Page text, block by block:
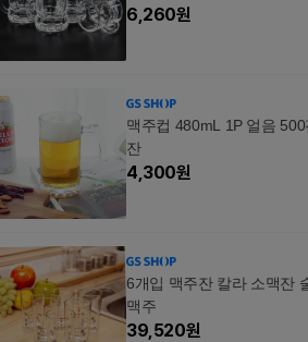
주잔 정
6,260원
맥주컵 480mL 1P 얼음
잔
4,300원
6개입 맥주잔 칼라 소맥잔
맥주
39,520원